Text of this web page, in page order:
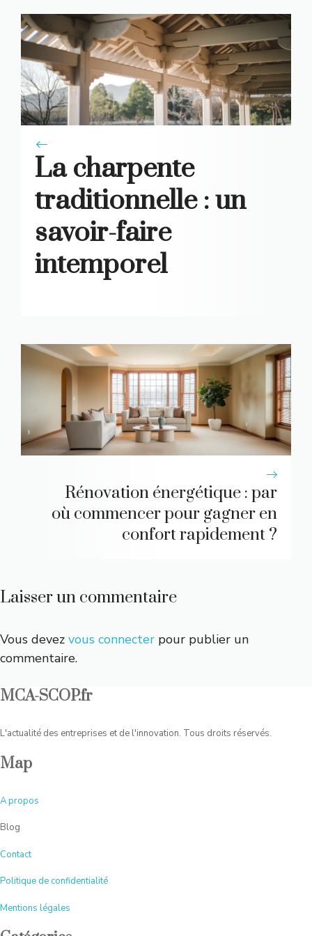
La charpente
traditionnelle : un
savoir-faire
intemporel
Rénovation énergétique : par
où commencer pour gagner en
confort rapidement ?
Laisser un commentaire
Vous devez vous connecter pour publier un
commentaire.
MCA-SCOP.fr
L'actualité des entreprises et de l'innovation. Tous droits réservés.
Map
Apropos
Blog
Contact
Politique de confidentialité
Mentions légales